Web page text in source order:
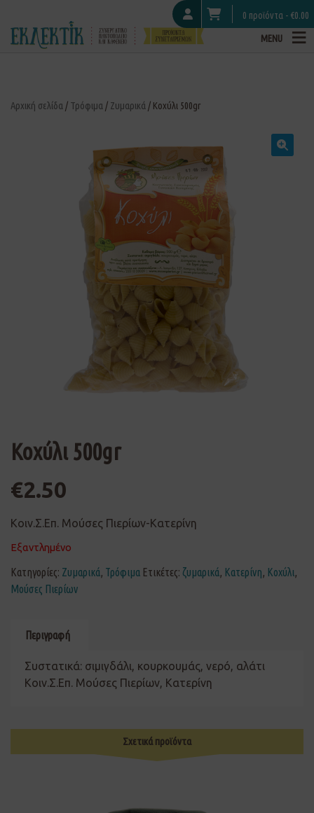
0 προϊόντα - €0.00
MENU
Αρχική σελίδα / Τρόφιμα / Ζυμαρικά / Κοχύλι 500gr
Κοχύλι 500gr
€2.50
Κοιν.Σ.Επ. Μούσες Πιερίων-Κατερίνη
Εξαντλημένο
Κατηγορίες: Ζυμαρικά, Τρόφιμα Ετικέτες: ζυμαρικά, Κατερίνη, Κοχύλι,
Μούσες Πιερίων
Περιγραφή
Συστατικά: σιμιγδάλι, κουρκουμάς, νερό, αλάτι
Κοιν.Σ.Επ. Μούσες Πιερίων, Κατερίνη
Σχετικά προϊόντα